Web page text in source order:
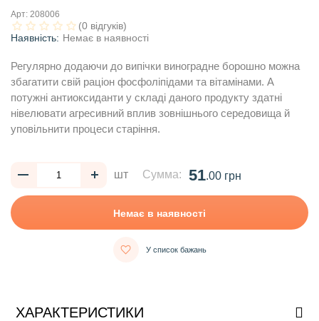
Арт: 208006
(0 відгуків)
Наявність: Немає в наявності
Регулярно додаючи до випічки виноградне борошно можна
збагатити свій раціон фосфоліпідами та вітамінами. А
потужні антиоксиданти у складі даного продукту здатні
нівелювати агресивний вплив зовнішнього середовища й
уповільнити процеси старіння.
шт Сумма: 51.00 грн
Немає в наявності
У список бажань
ХАРАКТЕРИСТИКИ